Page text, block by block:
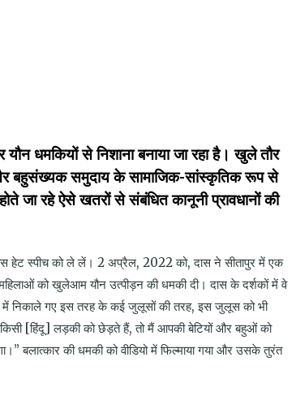
धमकियों से निशाना बनाया जा रहा है। खुले तौर
बहुसंख्यक समुदाय के सामाजिक-सांस्कृतिक रूप से
जा रहे ऐसे खतरों से संबंधित कानूनी प्रावधानों की
हेट स्पीच को ले लें। 2 अप्रैल, 2022 को, दास ने सीतापुर में एक
को खुलेआम यौन उत्पीड़न की धमकी दी। दास के दर्शकों में वे
में निकाले गए इस तरह के कई जुलूसों की तरह, इस जुलूस को भी
[हिंदू] लड़की को छेड़ते हैं, तो मैं आपकी बेटियों और बहुओं को
की धमकी को वीडियो में फिल्माया गया और उसके तुरंत